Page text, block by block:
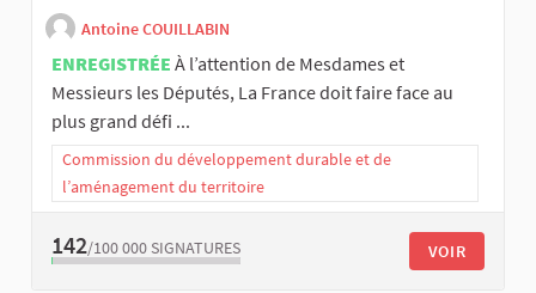
Antoine COUILLABIN
ENREGISTRÉE À l’attention de Mesdames et
Messieurs les Députés, La France doit faire face au
plus grand défi ...
Commission du développement durable et de
l’aménagement du territoire
142/100 000 SIGNATURES VOIR